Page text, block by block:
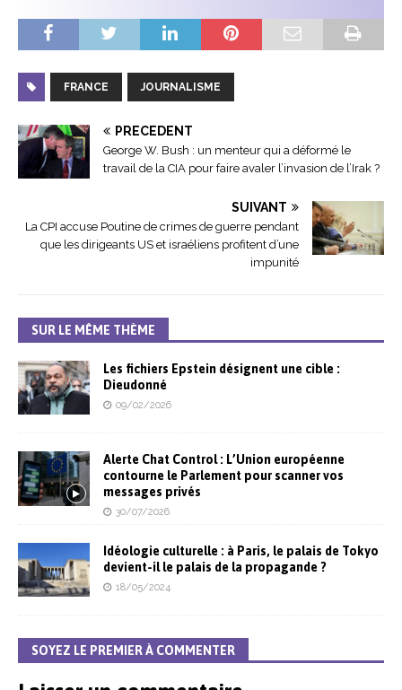
FRANCE JOURNALISME
PRÉCÉDENT
George W. Bush : un menteur qui a déformé le
travail de la CIA pour faire avaler l’invasion de l’Irak ?
SUIVANT
La CPI accuse Poutine de crimes de guerre pendant
que les dirigeants US et israéliens profitent d’une
impunité
SUR LE MÊME THÈME
Les fichiers Epstein désignent une cible :
Dieudonné
09/02/2026
Alerte Chat Control : L’Union européenne
contourne le Parlement pour scanner vos
messages privés
30/07/2026
Idéologie culturelle : à Paris, le palais de Tokyo
devient-il le palais de la propagande ?
18/05/2024
SOYEZ LE PREMIER À COMMENTER